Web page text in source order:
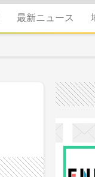
最新ニュース